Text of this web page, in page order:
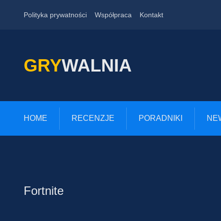
Polityka prywatności Współpraca Kontakt
GRYWALNIA
HOME RECENZJE PORADNIKI
Fortnite